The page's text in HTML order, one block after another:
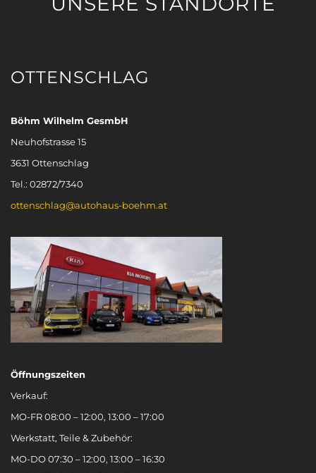
OTTENSCHLAG
Böhm Wilhelm GesmbH
Neuhofstrasse 15
3631 Ottenschlag
Tel.: 02872/7340
ottenschlag@autohaus-boehm.at
Öffnungszeiten
Verkauf:
MO-FR 08:00 – 12:00, 13:00 – 17:00
Werkstatt, Teile & Zubehör:
MO-DO 07:30 – 12:00, 13:00 – 16:30